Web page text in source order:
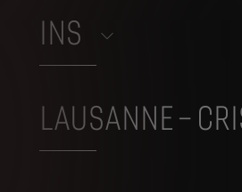
INS
LAUSANNE –